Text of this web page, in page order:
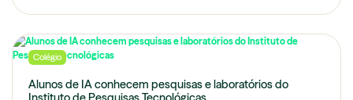
Colégio
Alunos de IA conhecem pesquisas e laboratórios do